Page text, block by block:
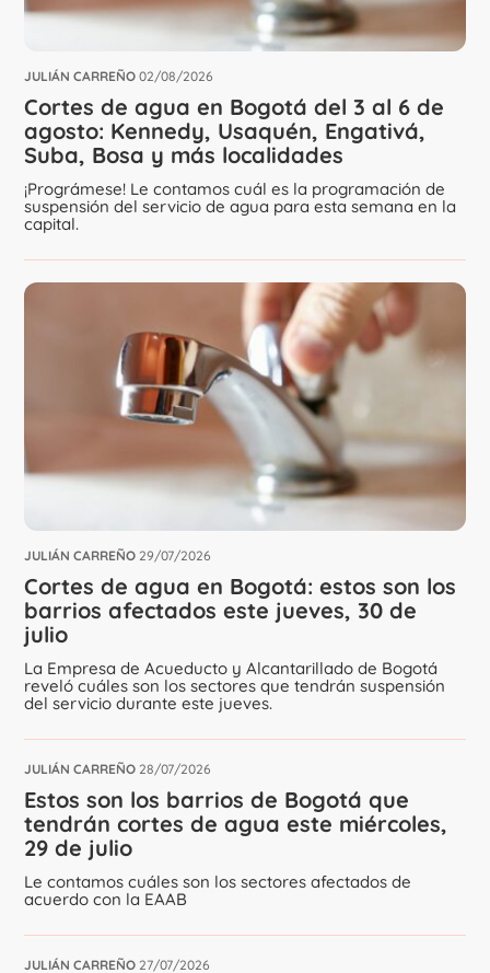
JULIÁN CARREÑO 02/08/2026
Cortes de agua en Bogotá del 3 al 6 de
agosto: Kennedy, Usaquén, Engativá,
Suba, Bosa y más localidades
¡Prográmese! Le contamos cuál es la programación de
suspensión del servicio de agua para esta semana en la
capital.
JULIÁN CARREÑO 29/07/2026
Cortes de agua en Bogotá: estos son los
barrios afectados este jueves, 30 de
julio
La Empresa de Acueducto y Alcantarillado de Bogotá
reveló cuáles son los sectores que tendrán suspensión
del servicio durante este jueves.
JULIÁN CARREÑO 28/07/2026
Estos son los barrios de Bogotá que
tendrán cortes de agua este miércoles,
29 de julio
Le contamos cuáles son los sectores afectados de
acuerdo con la EAAB
JULIÁN CARREÑO 27/07/2026